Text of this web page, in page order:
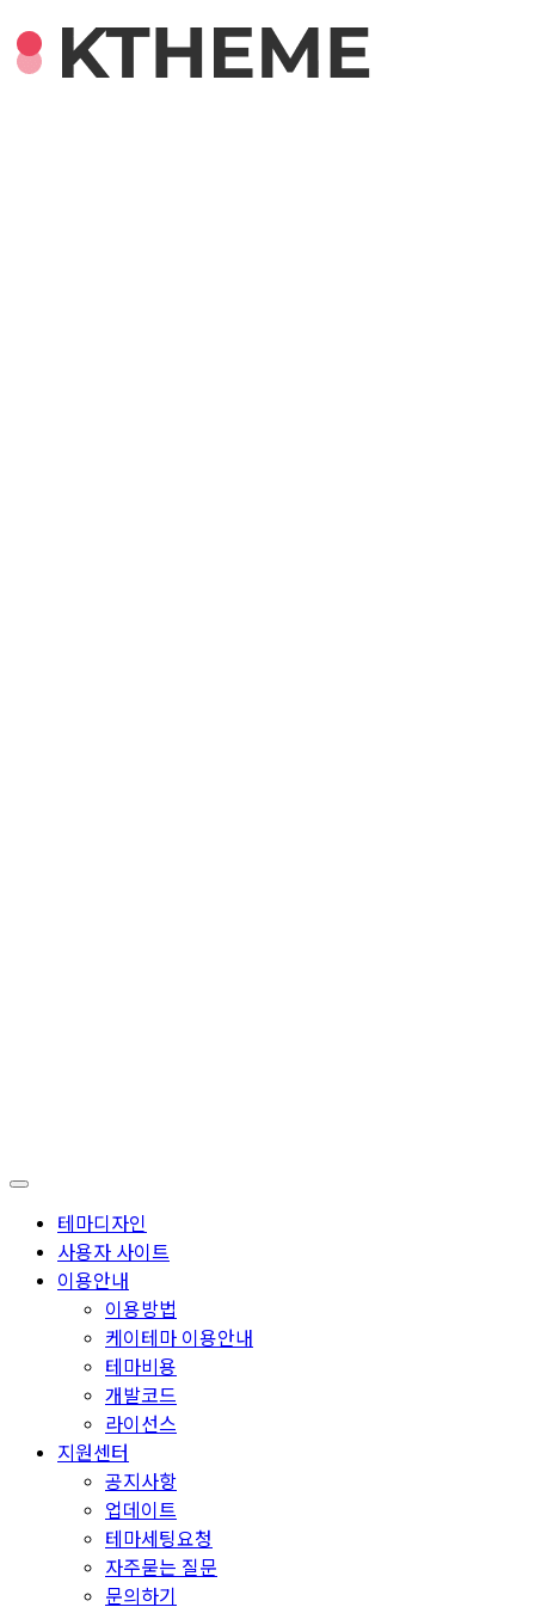
테마디자인
사용자 사이트
이용안내
이용방법
케이테마 이용안내
테마비용
개발코드
라이선스
지원센터
공지사항
업데이트
테마세팅요청
자주묻는 질문
문의하기